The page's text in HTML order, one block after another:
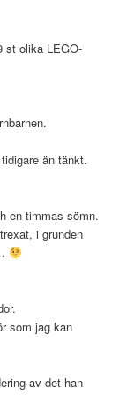
st olika LEGO-
än tänkt.
en timmas sömn.
i grunden
som jag kan
av det han